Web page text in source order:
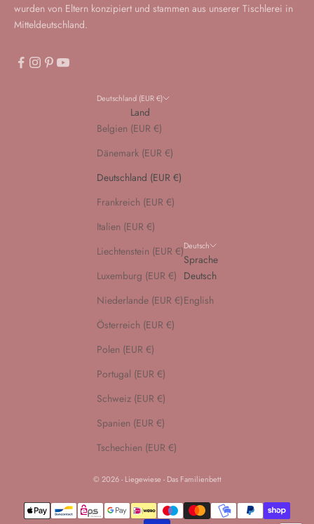
wurden von Eltern konzipiert und stammen aus unserer Tischlerei in
Mitteldeutschland.
Deutschland (EUR €)
Land
Belgien (EUR €)
Dänemark (EUR €)
Deutschland (EUR €)
Frankreich (EUR €)
Italien (EUR €)
Liechtenstein (EUR €)
Luxemburg (EUR €)
Niederlande (EUR €)
Österreich (EUR €)
Polen (EUR €)
Portugal (EUR €)
Schweiz (EUR €)
Spanien (EUR €)
Tschechien (EUR €)
Deutsch
Sprache
Deutsch
English
© 2026 - Liegewiese - Das Familienbett